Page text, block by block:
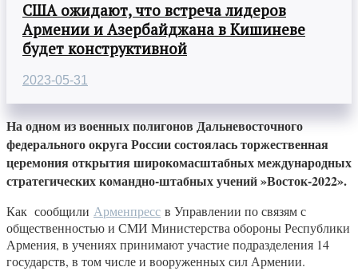
США ожидают, что встреча лидеров
Армении и Азербайджана в Кишиневе
будет конструктивной
2023-05-31
На одном из военных полигонов Дальневосточного
федерального округа России состоялась торжественная
церемония открытия широкомасштабных международных
стратегических командно-штабных учений »Восток-2022».
Как сообщили Арменпресс в Управлении по связям с
общественностью и СМИ Министерства обороны Республики
Армения, в учениях принимают участие подразделения 14
государств, в том числе и вооруженных сил Армении.